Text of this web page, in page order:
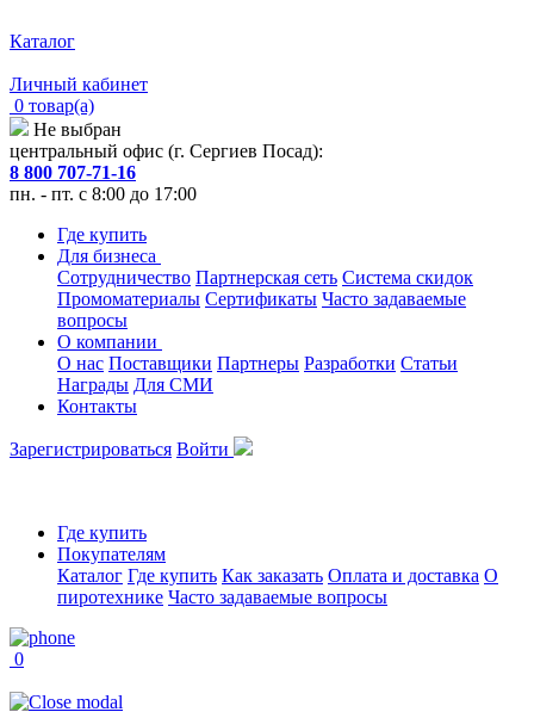
Каталог
Личный кабинет
0 товар(а)
Не выбран
центральный офис (г. Сергиев Посад):
8 800 707-71-16
пн. - пт. с 8:00 до 17:00
Где купить
Для бизнеса
Сотрудничество Партнерская сеть Система скидок
Промоматериалы Сертификаты Часто задаваемые
вопросы
О компании
О нас Поставщики Партнеры Разработки Статьи
Награды Для СМИ
Контакты
Зарегистрироваться Войти
Где купить
Покупателям
Каталог Где купить Как заказать Оплата и доставка О
пиротехнике Часто задаваемые вопросы
0